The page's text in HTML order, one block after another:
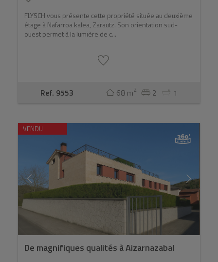
FLYSCH vous présente cette propriété située au deuxième
étage à Nafarroa kalea, Zarautz. Son orientation sud-
ouest permet à la lumière de c...
Ref. 9553 68 m2 2 1
VENDU
De magnifiques qualités à Aizarnazabal